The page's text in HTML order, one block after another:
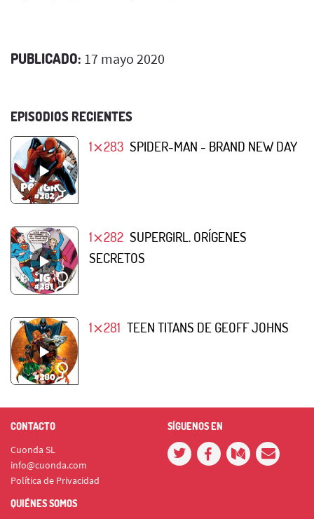
PUBLICADO: 17 mayo 2020
EPISODIOS RECIENTES
1⨯283 SPIDER-MAN - BRAND NEW DAY
1⨯282 SUPERGIRL. ORÍGENES
SECRETOS
1⨯281 TEEN TITANS DE GEOFF JOHNS
CONTACTO
Cuonda SL
info@cuonda.com
Política de Privacidad
SÍGUENOS EN
QUIÉNES SOMOS